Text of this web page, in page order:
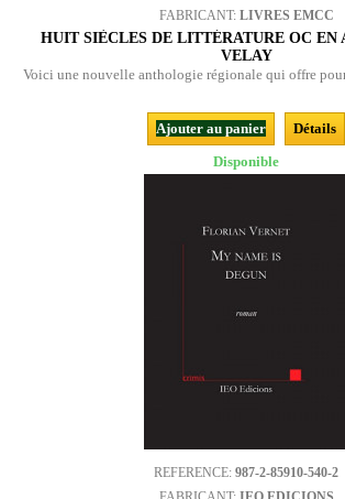
FABRICANT: LIVRES EMCC
HUIT SIÈCLES DE LITTÉRATURE OC EN
VELAY
Voici une nouvelle anthologie régionale qui offre
Ajouter au panier
Détails
Disponible
REFERENCE: 987-2-85910-540-2